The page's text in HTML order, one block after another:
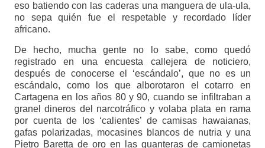
eso batiendo con las caderas una manguera de ula-ula,
no sepa quién fue el respetable y recordado líder
africano.
De hecho, mucha gente no lo sabe, como quedó
registrado en una encuesta callejera de noticiero,
después de conocerse el ‘escándalo’, que no es un
escándalo, como los que alborotaron el cotarro en
Cartagena en los años 80 y 90, cuando se infiltraban a
granel dineros del narcotráfico y volaba plata en rama
por cuenta de los ‘calientes’ de camisas hawaianas,
gafas polarizadas, mocasines blancos de nutria y una
Pietro Baretta de oro en las guanteras de camionetas